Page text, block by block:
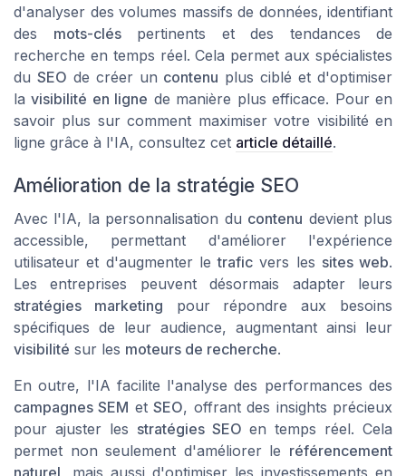
d'analyser des volumes massifs de données, identifiant
des mots-cléspertinents et des tendances de
recherche en temps réel. Cela permet aux spécialistes
du SEO de créer un contenu plus ciblé et d'optimiser
lavisibilité en ligne de manière plus efficace. Pour en
savoir plus sur comment maximiser votre visibilité en
ligne grâce à l'IA, consultez cet article détaillé.
Amélioration de la stratégie SEO
Avec l'IA, la personnalisation du contenu devient plus
accessible, permettant d'améliorer l'expérience
utilisateur et d'augmenter letrafic vers les sites web.
Les entreprises peuvent désormais adapter leurs
stratégies marketing pour répondre aux besoins
spécifiques de leur audience, augmentant ainsi leur
visibilité sur les moteurs de recherche.
En outre, l'IA facilite l'analyse des performances des
campagnes SEM etSEO, offrant des insights précieux
pour ajuster les stratégies SEO en temps réel. Cela
permet non seulement d'améliorer le référencement
naturel, mais aussi d'optimiser les investissements en